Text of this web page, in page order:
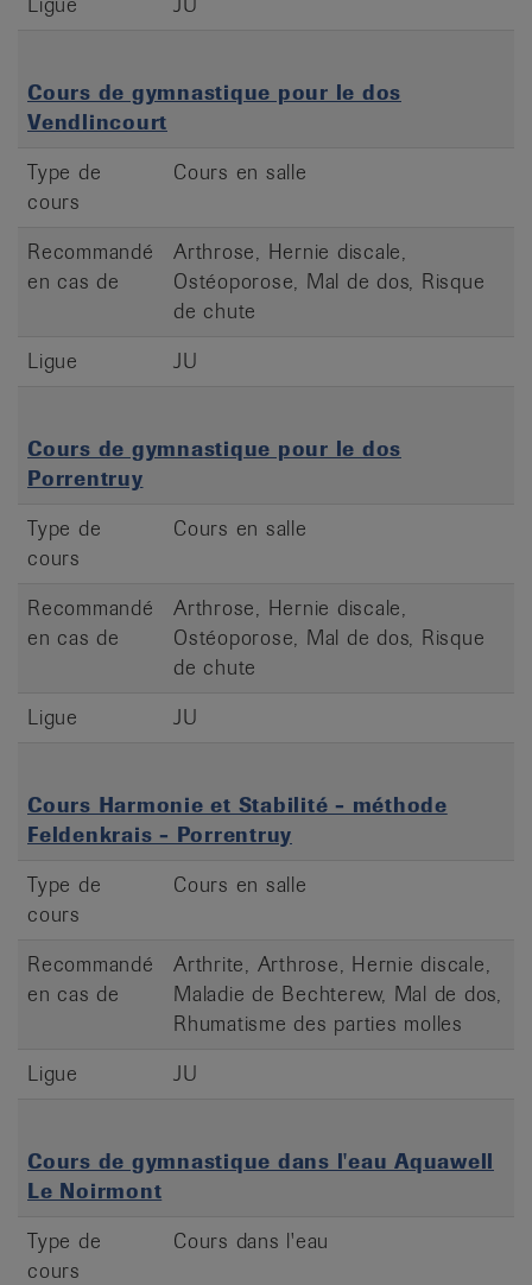
Cours de gymnastique pour le dos
Vendlincourt
Type de
cours
Cours en salle
Recommandé
en cas de
Arthrose, Hernie discale,
Ostéoporose, Mal de dos, Risque
de chute
Ligue
JU
Cours de gymnastique pour le dos
Porrentruy
Type de
cours
Cours en salle
Recommandé
en cas de
Arthrose, Hernie discale,
Ostéoporose, Mal de dos, Risque
de chute
Ligue
JU
Cours Harmonie et Stabilité - méthode
Feldenkrais - Porrentruy
Type de
cours
Cours en salle
Recommandé
en cas de
Arthrite, Arthrose, Hernie discale,
Maladie de Bechterew, Mal de dos,
Rhumatisme des parties molles
Ligue
JU
Cours de gymnastique dans l'eau Aquawell
Le Noirmont
Type de
cours
Cours dans l'eau